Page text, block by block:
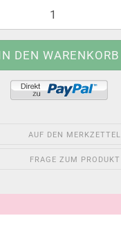
AUF DEN MERKZETTEL
FRAGE ZUM PRODUKT